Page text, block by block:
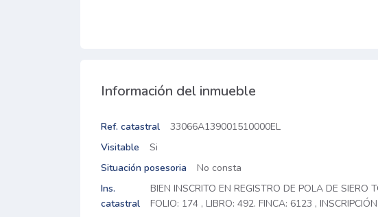
Información del inmueble
Ref. catastral
33066A139001510000EL
Visitable
Si
Situación posesoria
No consta
Ins.
catastral
BIEN INSCRITO EN REGISTRO DE POLA DE SIERO
FOLIO: 174 , LIBRO: 492. FINCA: 6123 ,